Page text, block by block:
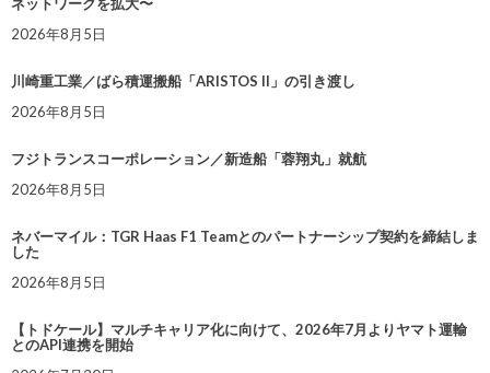
2026年8月5日
川崎重工業／ばら積運搬船「ARISTOS II」の引き渡し
2026年8月5日
フジトランスコーポレーション／新造船「蓉翔丸」就航
2026年8月5日
ネバーマイル：TGR Haas F1 Teamとのパートナーシップ契約を締結しま
した
2026年8月5日
【トドケール】マルチキャリア化に向けて、2026年7月よりヤマト運輸
とのAPI連携を開始